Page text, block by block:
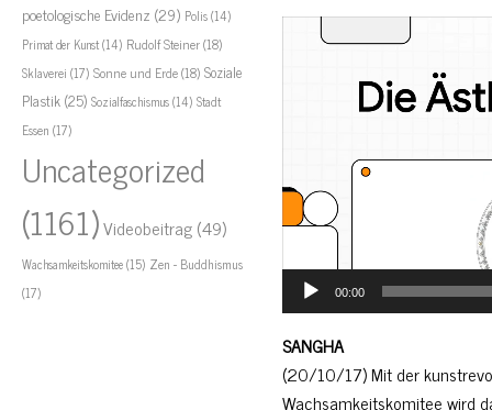
poetologische Evidenz (29) Polis(14)
Primat der Kunst(14) Rudolf Steiner(18)
Sklaverei (17) Sonne und Erde(18) Soziale
Plastik(25) Sozialfaschismus(14) Stadt
Essen (17)
Uncategorized
(1161)Videobeitrag(49)
Wachsamkeitskomitee(15) Zen - Buddhismus
(17)
Video
00:00
SANGHA
(20/10/17) Mit der
Wachsamkeitskomitee wird